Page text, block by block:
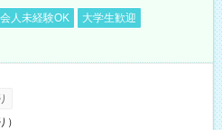
人未経験OK
大学生歓迎